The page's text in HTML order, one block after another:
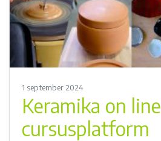
1 september 2024
Keramika on line
cursusplatform